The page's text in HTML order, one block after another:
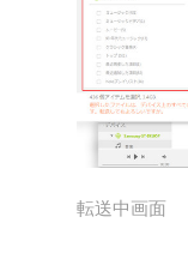
転送中画面